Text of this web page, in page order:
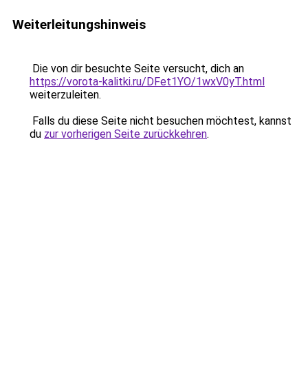
Weiterleitungshinweis
Die von dir besuchte Seite versucht, dich an
https://vorota-kalitki.ru/DFet1YO/1wxV0yT.html
weiterzuleiten.
Falls du diese Seite nicht besuchen möchtest, kannst
du zur vorherigen Seite zurückkehren.